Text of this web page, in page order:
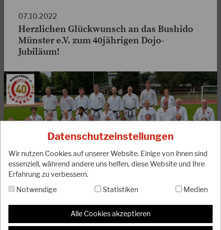
Datenschutzeinstellungen
Wir nutzen Cookies auf unserer Website. Einige von ihnen sind
essenziell, während andere uns helfen, diese Website und Ihre
Erfahrung zu verbessern.
Notwendige
Statistiken Medien
Alle Cookies akzeptieren
03.03.2024
JKA-Europameisterschaft 2024
06.04.2024 in Gent (Belgien) statt. Wir drücken unserer
WEITERLESEN
07.10.2022
Herzlichen Glückwunsch an das Bushido
Münster e.V. zum 40jährigen Dojo-
Jubiläum!
Der gemeinnützige Verein Bushido Münster e.V. feiert
dieses Jahr sein 40jähriges Bestehen. Dem Vorsitzenden
mit seinem starken und kompetenten Trainerteam in den
vier Jahrzehnten hervorragend gelungen, ALT und JUNG